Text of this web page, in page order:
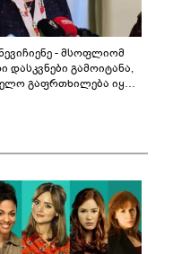
კადრები -
მეტროს მუშაობა,
მოიცვა
- მსოფლიომ
დასკვნები გამოიტანა,
გაფრთხილება იყო -